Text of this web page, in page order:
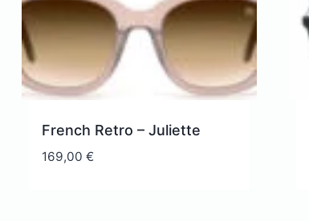
French Retro – Juliette
169,00 €